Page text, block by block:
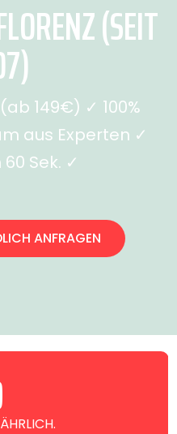
(SEIT
149€) ✓ 100%
aus Experten ✓
Sek. ✓
ANFRAGEN